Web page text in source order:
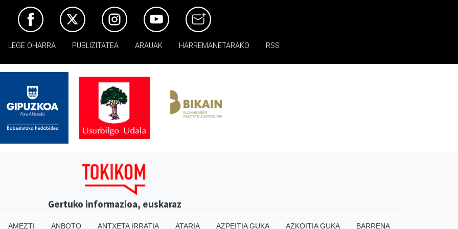
LEGE OHARRA PUBLIZITATEA ARAUAK HARREMANETARAKO RSS
Gertuko informazioa, euskaraz
AMEZTI ANBOTO ANTXETA IRRATIA ATARIA AZPEITIA GUKA AZKOITIA GUKA BARRENA